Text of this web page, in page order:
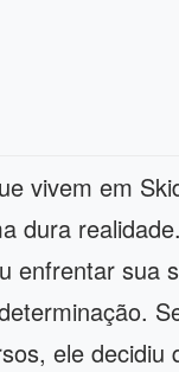
vivem em
dura
enfrentar sua
ele decidiu